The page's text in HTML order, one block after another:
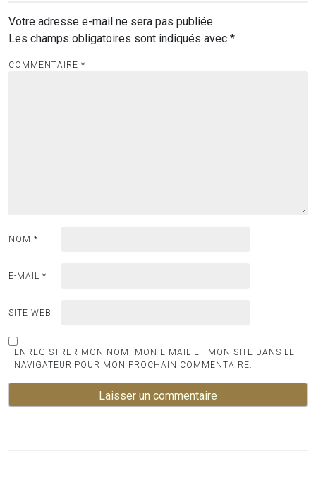
Votre adresse e-mail ne sera pas publiée.
Les champs obligatoires sont indiqués avec *
COMMENTAIRE *
NOM *
E-MAIL *
SITE WEB
ENREGISTRER MON NOM, MON E-MAIL ET MON SITE DANS LE
NAVIGATEUR POUR MON PROCHAIN COMMENTAIRE.